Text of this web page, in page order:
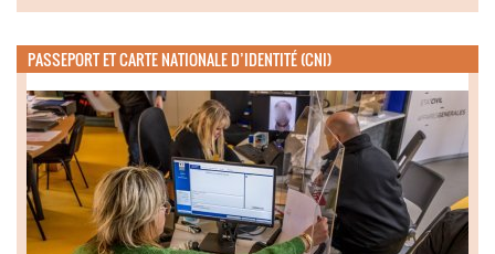
PASSEPORT ET CARTE NATIONALE D’IDENTITÉ (CNI)